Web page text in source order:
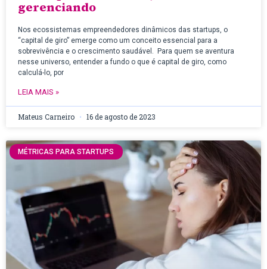
gerenciando
Nos ecossistemas empreendedores dinâmicos das startups, o
“capital de giro” emerge como um conceito essencial para a
sobrevivência e o crescimento saudável. Para quem se aventura
nesse universo, entender a fundo o que é capital de giro, como
calculá-lo, por
LEIA MAIS »
Mateus Carneiro 16 de agosto de 2023
MÉTRICAS PARA STARTUPS